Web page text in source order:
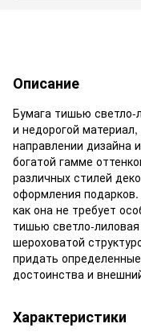
Описание
Бумага тишью светло-
и недорогой
направлении дизайна
богатой гамме
различных стилей
оформления
как она не требует
тишью светло-
шероховатой
придать
достоинства и
Характеристики